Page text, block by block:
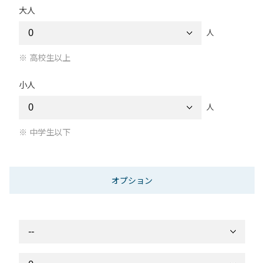
大人
人
高校生以上
小人
人
中学生以下
オプション